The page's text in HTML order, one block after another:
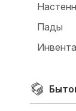
Пады